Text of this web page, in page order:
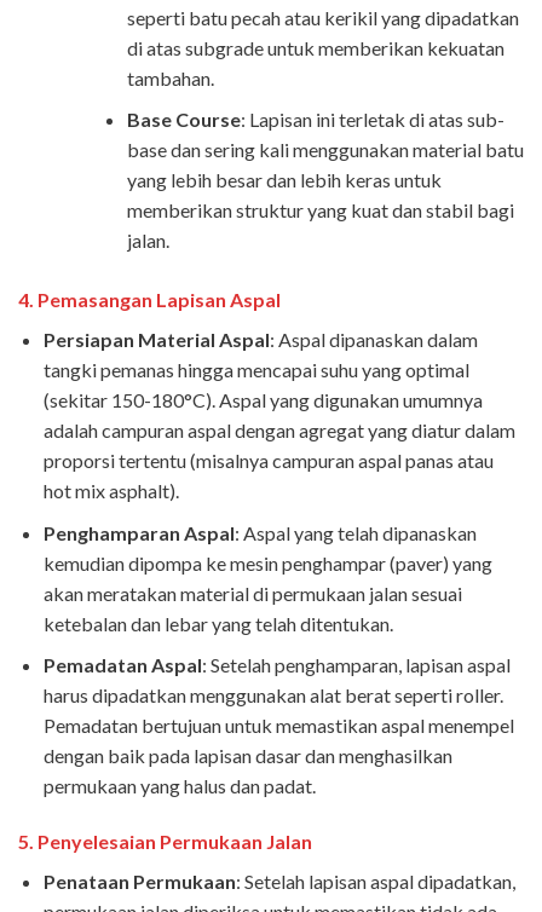
seperti batu pecah atau kerikil yang dipadatkan
di atas subgrade untuk memberikan kekuatan
tambahan.
Base Course: Lapisan ini terletak di atas sub-
base dan sering kali menggunakan material batu
yang lebih besar dan lebih keras untuk
memberikan struktur yang kuat dan stabil bagi
jalan.
4. Pemasangan Lapisan Aspal
Persiapan Material Aspal: Aspal dipanaskan dalam
tangki pemanas hingga mencapai suhu yang optimal
(sekitar 150-180°C). Aspal yang digunakan umumnya
adalah campuran aspal dengan agregat yang diatur dalam
proporsi tertentu (misalnya campuran aspal panas atau
hot mix asphalt).
Penghamparan Aspal: Aspal yang telah dipanaskan
kemudian dipompa ke mesin penghampar (paver) yang
akan meratakan material di permukaan jalan sesuai
ketebalan dan lebar yang telah ditentukan.
Pemadatan Aspal: Setelah penghamparan, lapisan aspal
harus dipadatkan menggunakan alat berat seperti roller.
Pemadatan bertujuan untuk memastikan aspal menempel
dengan baik pada lapisan dasar dan menghasilkan
permukaan yang halus dan padat.
5. Penyelesaian Permukaan Jalan
Penataan Permukaan: Setelah lapisan aspal dipadatkan,